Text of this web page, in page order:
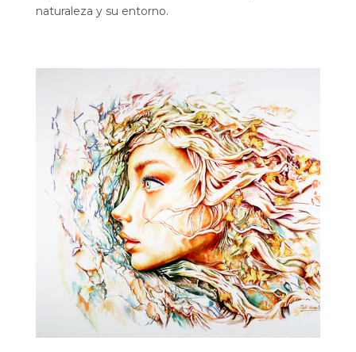
naturaleza y su entorno.